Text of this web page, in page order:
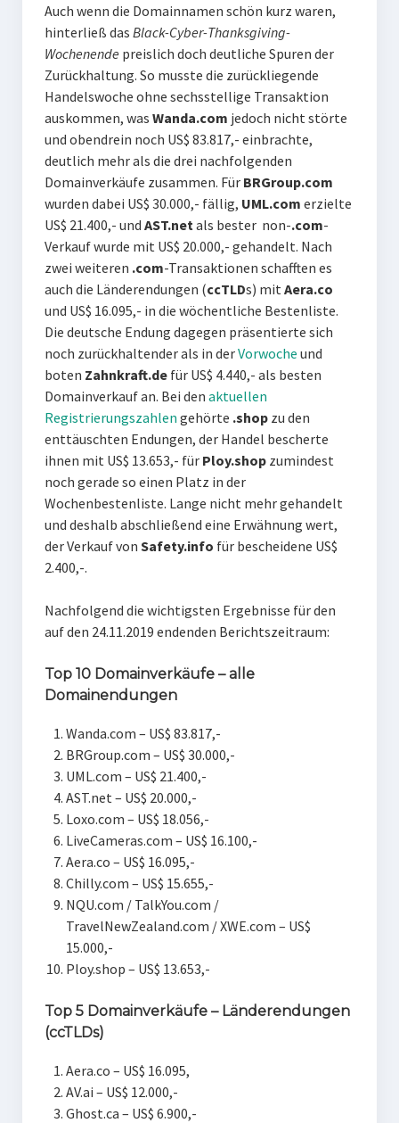
Auch wenn die Domainnamen schön kurz waren,
hinterließ das Black-Cyber-Thanksgiving-
Wochenende preislich doch deutliche Spuren der
Zurückhaltung. So musste die zurückliegende
Handelswoche ohne sechsstellige Transaktion
auskommen, was Wanda.com jedoch nicht störte
und obendrein noch US$ 83.817,- einbrachte,
deutlich mehr als die drei nachfolgenden
Domainverkäufe zusammen. Für BRGroup.com
wurden dabei US$ 30.000,- fällig, UML.com erzielte
US$ 21.400,- und AST.net als bester non-.com-
Verkauf wurde mit US$ 20.000,- gehandelt. Nach
zwei weiteren .com-Transaktionen schafften es
auch die Länderendungen (ccTLDs) mit Aera.co
und US$ 16.095,- in die wöchentliche Bestenliste.
Die deutsche Endung dagegen präsentierte sich
noch zurückhaltender als in derVorwoche und
boten Zahnkraft.defür US$ 4.440,- als besten
Domainverkauf an. Bei den aktuellen
Registrierungszahlen gehörte .shopzu den
enttäuschten Endungen, der Handel bescherte
ihnen mit US$ 13.653,- für Ploy.shopzumindest
noch gerade so einen Platz in der
Wochenbestenliste. Lange nicht mehr gehandelt
und deshalb abschließend eine Erwähnung wert,
der Verkauf von Safety.info für bescheidene US$
2.400,-.
Nachfolgend die wichtigsten Ergebnisse für den
auf den 24.11.2019 endenden Berichtszeitraum:
Top 10 Domainverkäufe – alle
Domainendungen
Wanda.com – US$ 83.817,-
BRGroup.com – US$ 30.000,-
UML.com – US$ 21.400,-
AST.net – US$ 20.000,-
Loxo.com – US$ 18.056,-
LiveCameras.com – US$ 16.100,-
Aera.co – US$ 16.095,-
Chilly.com – US$ 15.655,-
NQU.com / TalkYou.com /
TravelNewZealand.com / XWE.com – US$
15.000,-
Ploy.shop – US$ 13.653,-
Top 5 Domainverkäufe – Länderendungen
(ccTLDs)
Aera.co – US$ 16.095,
AV.ai – US$ 12.000,-
Ghost.ca – US$ 6.900,-